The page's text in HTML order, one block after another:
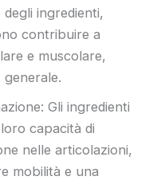
ingredienti,
contribuire a
e muscolare,
Gli ingredienti
capacità di
nelle articolazioni,
mobilità e una